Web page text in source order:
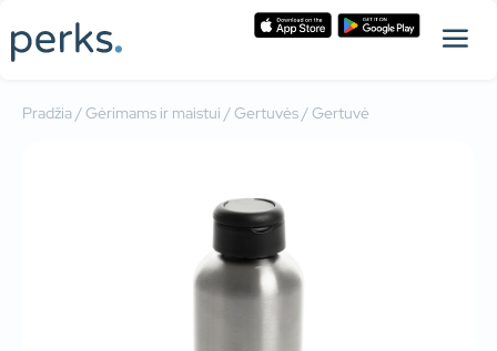
Pradžia/Gėrimams ir maistui /Gertuvės/ Gertuvė